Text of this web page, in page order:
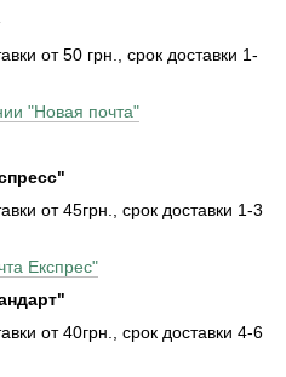
от 50 грн., срок доставки 1-
"Новая почта"
от 45грн., срок доставки 1-3
Експрес"
от 40грн., срок доставки 4-6